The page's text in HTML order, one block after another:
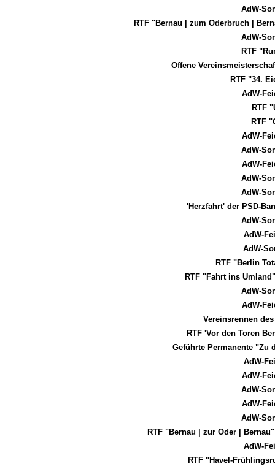
AdW-
RTF "Bernau | zum Oderbruch |
AdW-
RTF
Offene
RTF "34.
AdW-
RTF
RTF
AdW-
AdW-
AdW-
AdW-
AdW-
'Herzfahrt' der PSD-
AdW-
AdW-
AdW-
RTF "Berlin
RTF "Fahrt ins
AdW-
AdW-
Vereinsrennen
RTF 'Vor den Toren
Geführte Permanente
AdW-
AdW-
AdW-
AdW-
AdW-
RTF "Bernau | zur Oder |
AdW-
RTF "Havel-